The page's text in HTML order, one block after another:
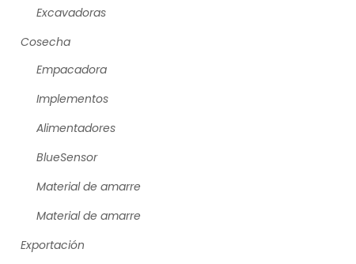
Excavadoras
Cosecha
Empacadora
Implementos
Alimentadores
BlueSensor
Material de amarre
Material de amarre
Exportación